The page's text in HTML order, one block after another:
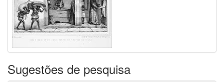
Sugestões de pesquisa